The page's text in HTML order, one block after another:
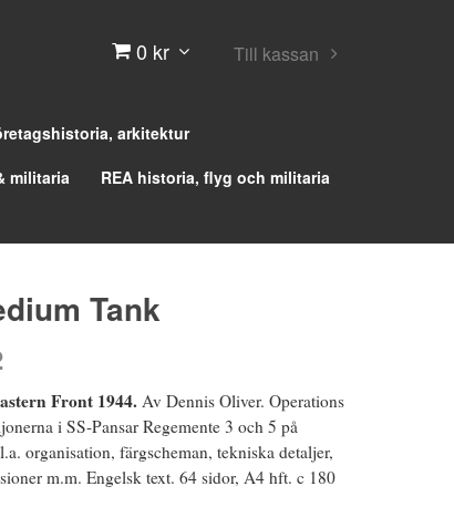
0 kr Till kassan
arkitektur
militaria
REA historia, flyg och militaria
Tank
Front 1944. Av Dennis Oliver. Operations
i SS-Pansar Regemente 3 och 5 på
organisation, färgscheman, tekniska detaljer,
m.m. Engelsk text. 64 sidor, A4 hft. c 180